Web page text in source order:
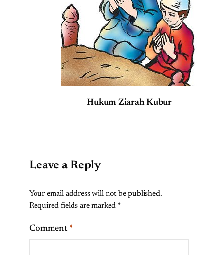
Hukum Ziarah Kubur
Leave a Reply
Your email address will not be published.
Required fields are marked *
Comment *